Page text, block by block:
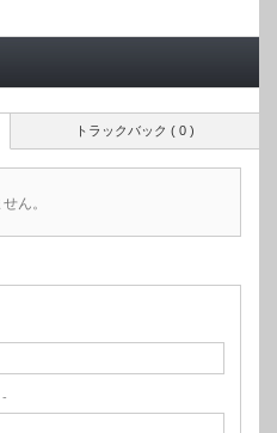
トラックバック ( 0 )
ん。